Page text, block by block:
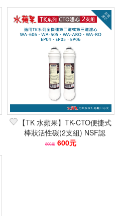
【TK 水蘋果】TK-CTO便捷式
棒狀活性碳(2支組) NSF認
證/FDA規範/ 除氯去味
800元 600元